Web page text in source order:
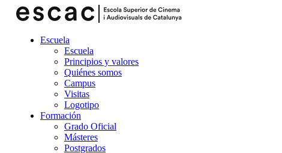
Escuela
Escuela
Principios y valores
Quiénes somos
Campus
Visitas
Logotipo
Formación
Grado Oficial
Másteres
Postgrados